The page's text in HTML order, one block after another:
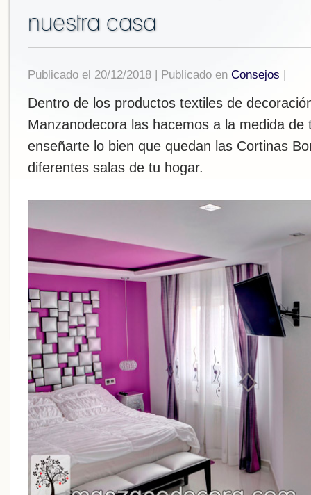
nuestra casa
Publicado el 20/12/2018 | Publicado en Consejos |
Dentro de los productos textiles de
Manzanodecora las hacemos a la medida de
enseñarte lo bien que quedan las Cortinas
diferentes salas de tu hogar.